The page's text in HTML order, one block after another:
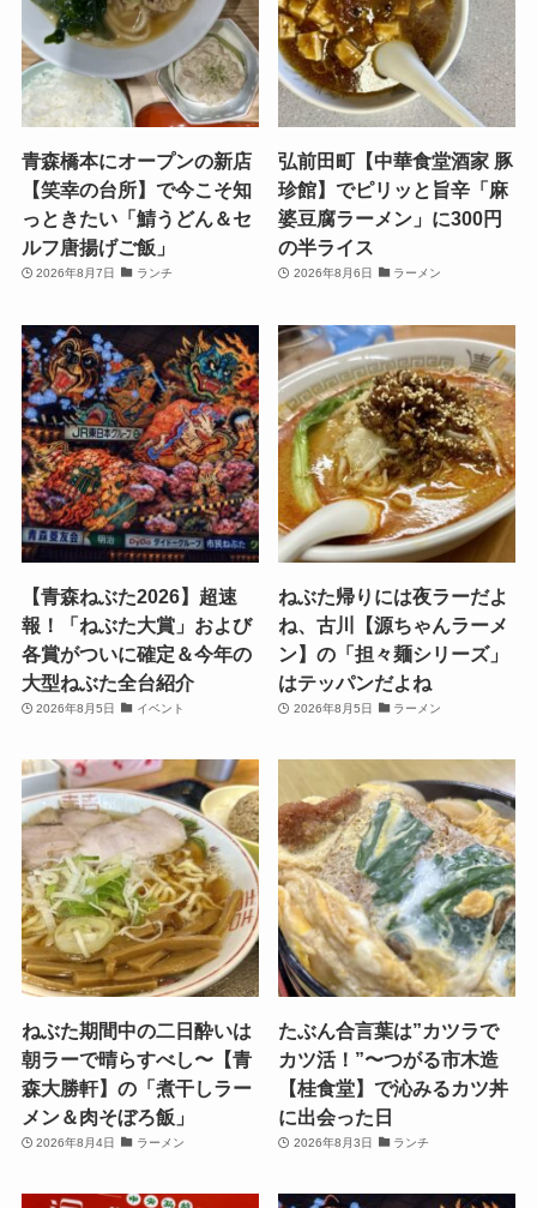
青森橋本にオープンの新店
【笑幸の台所】で今こそ知
っときたい「鯖うどん＆セ
ルフ唐揚げご飯」
2026年8月7日 ランチ
弘前田町【中華食堂酒家 豚
珍館】でピリッと旨辛「麻
婆豆腐ラーメン」に300円
の半ライス
2026年8月6日 ラーメン
【青森ねぶた2026】超速
報！「ねぶた大賞」および
各賞がついに確定＆今年の
大型ねぶた全台紹介
2026年8月5日 イベント
ねぶた帰りには夜ラーだよ
ね、古川【源ちゃんラーメ
ン】の「担々麺シリーズ」
はテッパンだよね
2026年8月5日 ラーメン
ねぶた期間中の二日酔いは
朝ラーで晴らすべし〜【青
森大勝軒】の「煮干しラー
メン＆肉そぼろ飯」
2026年8月4日 ラーメン
たぶん合言葉は”カツラで
カツ活！”〜つがる市木造
【桂食堂】で沁みるカツ丼
に出会った日
2026年8月3日 ランチ